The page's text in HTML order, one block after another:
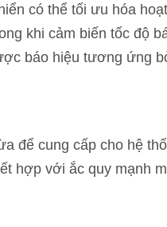
có thể tối ưu hóa
khi cảm biến tốc độ
báo hiệu tương ứng
để cung cấp cho hệ
hợp với ắc quy mạnh